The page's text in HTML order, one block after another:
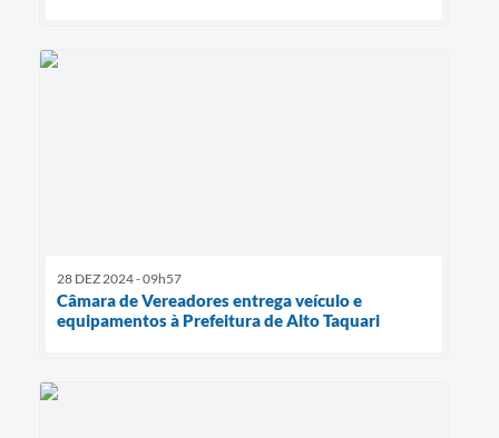
28 DEZ 2024 - 09h57
Câmara de Vereadores entrega veículo e
equipamentos à Prefeitura de Alto Taquari